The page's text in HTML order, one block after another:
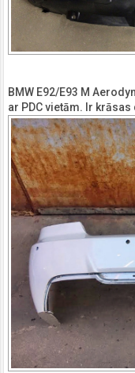
BMW E92/E93 M
ar PDC vietām. Ir krāsas